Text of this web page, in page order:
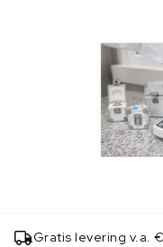
Gratis levering v.a.